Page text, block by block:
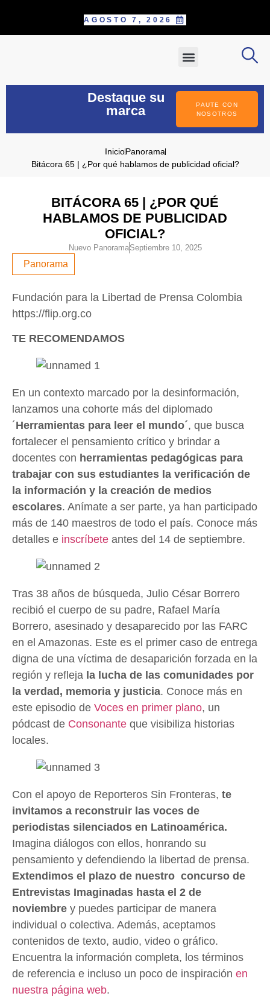
AGOSTO 7, 2026
Destaque su
marca
PAUTE CON
NOSOTROS
InicioPanorama
Bitácora 65 | ¿Por qué hablamos de publicidad oficial?
BITÁCORA 65 | ¿POR QUÉ
HABLAMOS DE PUBLICIDAD
OFICIAL?
Nuevo PanoramaSeptiembre 10, 2025
Panorama
Fundación para la Libertad de Prensa Colombia
https://flip.org.co
TE RECOMENDAMOS
En un contexto marcado por la desinformación,
lanzamos una cohorte más del diplomado
´Herramientas para leer el mundo´, que busca
fortalecer el pensamiento crítico y brindar a
docentes con herramientas pedagógicas para
trabajar con sus estudiantes la verificación de
la información y la creación de medios
escolares. Anímate a ser parte, ya han participado
más de 140 maestros de todo el país. Conoce más
detalles e inscríbete antes del 14 de septiembre.
Tras 38 años de búsqueda, Julio César Borrero
recibió el cuerpo de su padre, Rafael María
Borrero, asesinado y desaparecido por las FARC
en el Amazonas. Este es el primer caso de entrega
digna de una víctima de desaparición forzada en la
región y refleja la lucha de las comunidades por
la verdad, memoria y justicia. Conoce más en
este episodio de Voces en primer plano, un
pódcast de Consonante que visibiliza historias
locales.
Con el apoyo de Reporteros Sin Fronteras, te
invitamos a reconstruir las voces de
periodistas silenciados en Latinoamérica.
Imagina diálogos con ellos, honrando su
pensamiento y defendiendo la libertad de prensa.
Extendimos el plazo de nuestro concurso de
Entrevistas Imaginadas hasta el 2 de
noviembre y puedes participar de manera
individual o colectiva. Además, aceptamos
contenidos de texto, audio, video o gráfico.
Encuentra la información completa, los términos
de referencia e incluso un poco de inspiración en
nuestra página web.